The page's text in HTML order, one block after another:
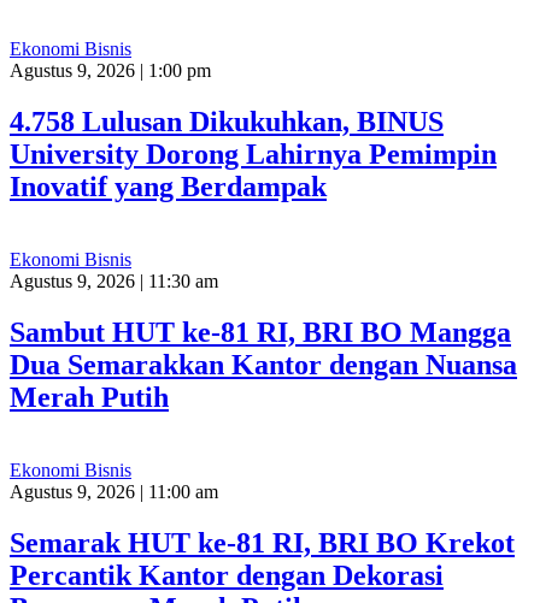
Ekonomi Bisnis
Agustus 9, 2026 | 1:00 pm
4.758 Lulusan Dikukuhkan, BINUS
University Dorong Lahirnya Pemimpin
Inovatif yang Berdampak
Ekonomi Bisnis
Agustus 9, 2026 | 11:30 am
Sambut HUT ke-81 RI, BRI BO Mangga
Dua Semarakkan Kantor dengan Nuansa
Merah Putih
Ekonomi Bisnis
Agustus 9, 2026 | 11:00 am
Semarak HUT ke-81 RI, BRI BO Krekot
Percantik Kantor dengan Dekorasi